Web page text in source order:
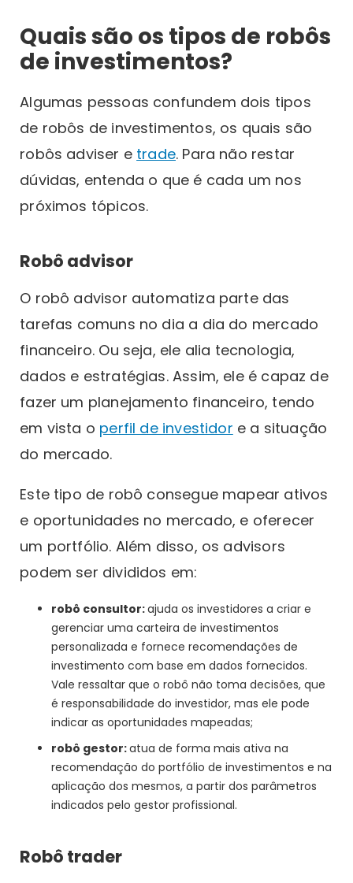
Quais são os tipos de robôs
de investimentos?
Algumas pessoas confundem dois tipos
de robôs de investimentos, os quais são
robôs adviser e trade. Para não restar
dúvidas, entenda o que é cada um nos
próximos tópicos.
Robô advisor
O robô advisor automatiza parte das
tarefas comuns no dia a dia do mercado
financeiro. Ou seja, ele alia tecnologia,
dados e estratégias. Assim, ele é capaz de
fazer um planejamento financeiro, tendo
em vista o perfil de investidor e a situação
do mercado.
Este tipo de robô consegue mapear ativos
e oportunidades no mercado, e oferecer
um portfólio. Além disso, os advisors
podem ser divididos em:
robô consultor:ajuda os investidores a criar e
gerenciar uma carteira de investimentos
personalizada e fornece recomendações de
investimento com base em dados fornecidos.
Vale ressaltar que o robô não toma decisões, que
é responsabilidade do investidor, mas ele pode
indicar as oportunidades mapeadas;
robô gestor:atua de forma mais ativa na
recomendação do portfólio de investimentos e na
aplicação dos mesmos, a partir dos parâmetros
indicados pelo gestor profissional.
Robô trader